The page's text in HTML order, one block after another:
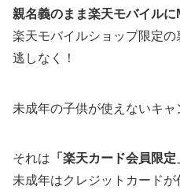
親名義のまま楽天モバイルに
楽天モバイルショップ限定
逃しなく！
未成年の子供が使えないキ
それは 「楽天カード会員限定
未成年はクレジットカードが